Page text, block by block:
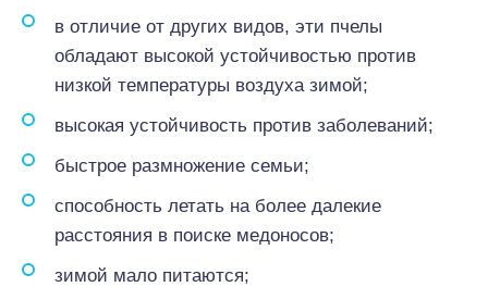
в отличие от других видов, эти пчелы
обладают высокой устойчивостью против
низкой температуры воздуха зимой;
высокая устойчивость против заболеваний;
быстрое размножение семьи;
способность летать на более далекие
расстояния в поиске медоносов;
зимой мало питаются;